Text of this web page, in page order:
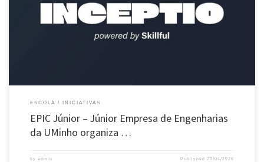
de abril a segunda edição da iniciativa “Inceptio”, no campus de Azurém, em Guimarães. O
objetivo foi conectar estudantes universitários com profissionais e o meio empresarial,
num espaço dedicado à partilha de ideias, aprendizagens, networking […]
ESCOLA INICIATIVAS
EPIC Júnior – Júnior Empresa de Engenharias
da UMinho organiza …
by admin Published 23/04/2026